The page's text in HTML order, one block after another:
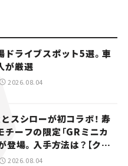
ドライブスポット5選。車
が厳選
2026.08.04
スシローが初コラボ！ 寿
チーフの限定「GRミニカ
登場。入手方法は？【クル
2026.08.04